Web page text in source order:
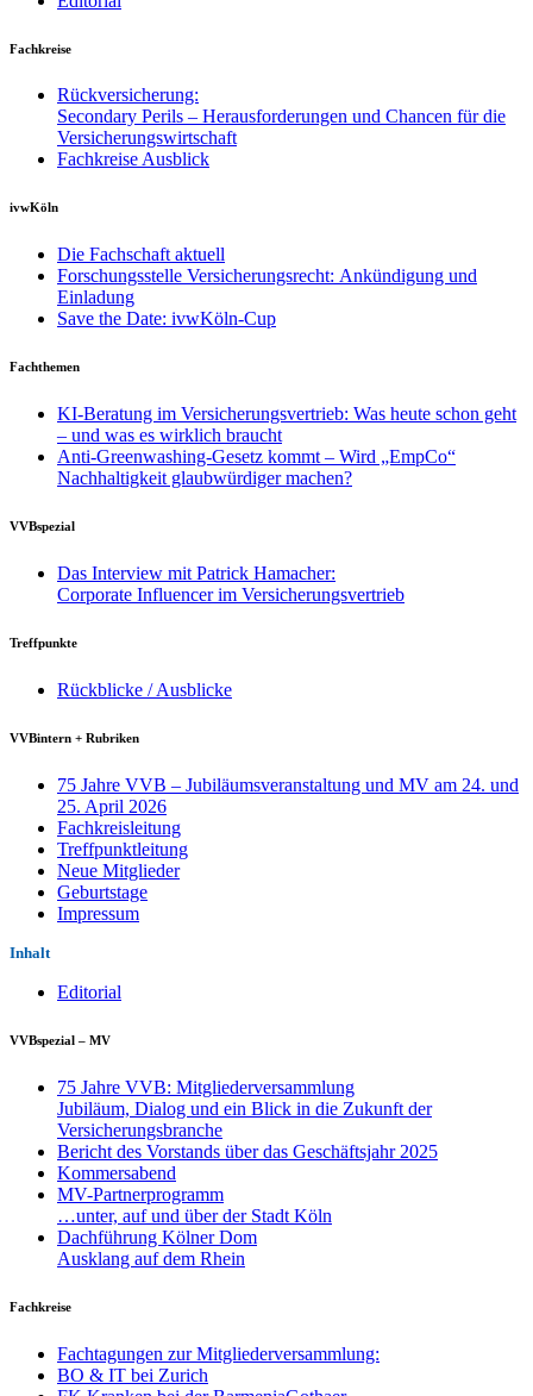
Fachkreise
Rückversicherung:
Secondary Perils – Herausforderungen und Chancen für die
Versicherungswirtschaft
Fachkreise Ausblick
ivwKöln
Die Fachschaft aktuell
Forschungsstelle Versicherungsrecht: Ankündigung und
Einladung
Save the Date: ivwKöln-Cup
Fachthemen
KI-Beratung im Versicherungsvertrieb: Was heute schon geht
– und was es wirklich braucht
Anti-Greenwashing-Gesetz kommt – Wird „EmpCo“
Nachhaltigkeit glaubwürdiger machen?
VVBspezial
Das Interview mit Patrick Hamacher:
Corporate Influencer im Versicherungsvertrieb
Treffpunkte
Rückblicke / Ausblicke
VVBintern + Rubriken
75 Jahre VVB – Jubiläumsveranstaltung und MV am 24. und
25. April 2026
Fachkreisleitung
Treffpunktleitung
Neue Mitglieder
Geburtstage
Impressum
Inhalt
Editorial
VVBspezial – MV
75 Jahre VVB: Mitgliederversammlung
Jubiläum, Dialog und ein Blick in die Zukunft der
Versicherungsbranche
Bericht des Vorstands über das Geschäftsjahr 2025
Kommersabend
MV-Partnerprogramm
…unter, auf und über der Stadt Köln
Dachführung Kölner Dom
Ausklang auf dem Rhein
Fachkreise
Fachtagungen zur Mitgliederversammlung:
BO & IT bei Zurich